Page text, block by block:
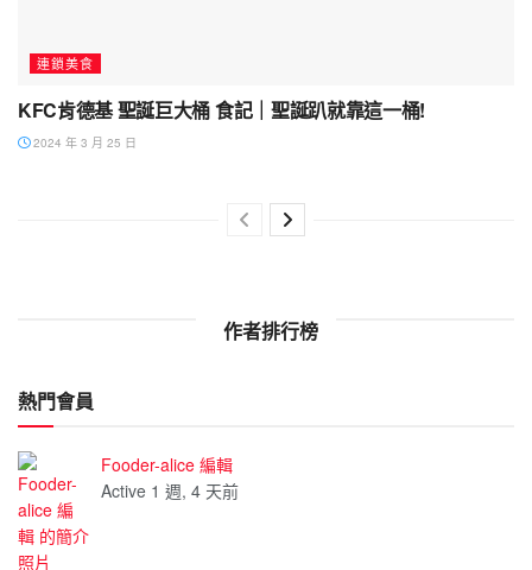
連鎖美食
KFC肯德基 聖誕巨大桶 食記｜聖誕趴就靠這一桶!
2024 年 3 月 25 日
作者排行榜
熱門會員
Fooder-alice 編輯
Active 1 週, 4 天前